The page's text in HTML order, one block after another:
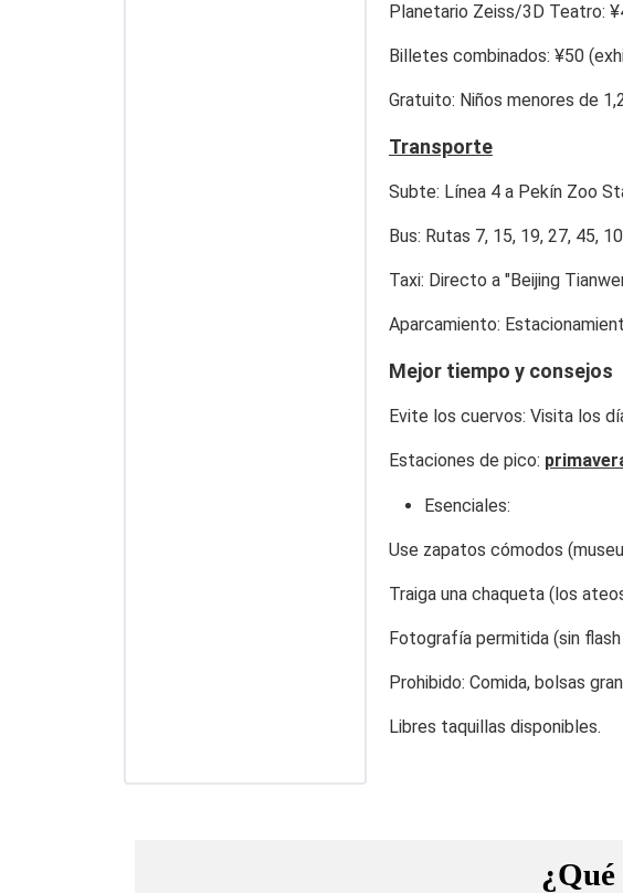
Planetario Zeiss/3D Teatro:
Billetes combinados: ¥50
Gratuito: Niños menores de
Transporte
Subte: Línea 4 a Pekín Zoo
Bus: Rutas 7, 15, 19, 27, 45,
Taxi: Directo a "Beijing
Aparcamiento:
Mejor tiempo y consejos
Evite los cuervos: Visita los
Estaciones de pico:
Esenciales:
Use zapatos cómodos
Traiga una chaqueta (los
Fotografía permitida (sin
Prohibido: Comida, bolsas
Libres taquillas disponibles.